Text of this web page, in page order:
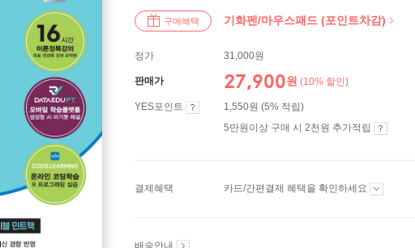
구매혜택 기화펜/마우스패드 (포인트차감)
정가 31,000원
판매가 27,900원 (10% 할인)
YES포인트
1,550원 (5% 적립)
5만원이상 구매 시 2천원 추가적립
결제혜택 카드/간편결제 혜택을 확인하세요
배송안내